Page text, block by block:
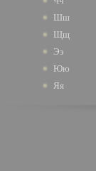
Шш
Щщ
Ээ
Юю
Яя